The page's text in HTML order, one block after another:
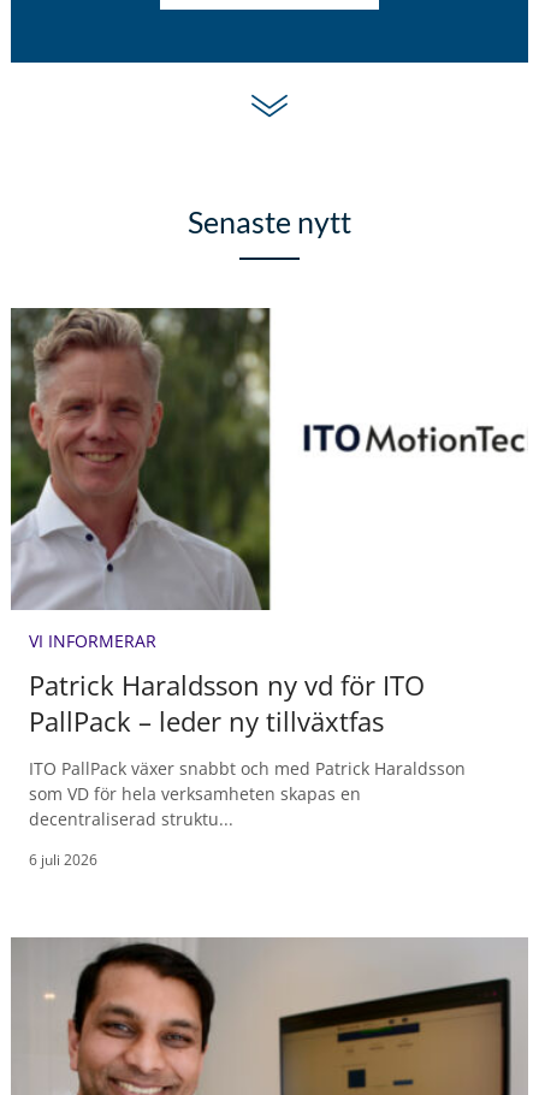
Senaste nytt
VI INFORMERAR
Patrick Haraldsson ny vd för ITO
PallPack – leder ny tillväxtfas
ITO PallPack växer snabbt och med Patrick Haraldsson
som VD för hela verksamheten skapas en
decentraliserad struktu...
6 juli 2026